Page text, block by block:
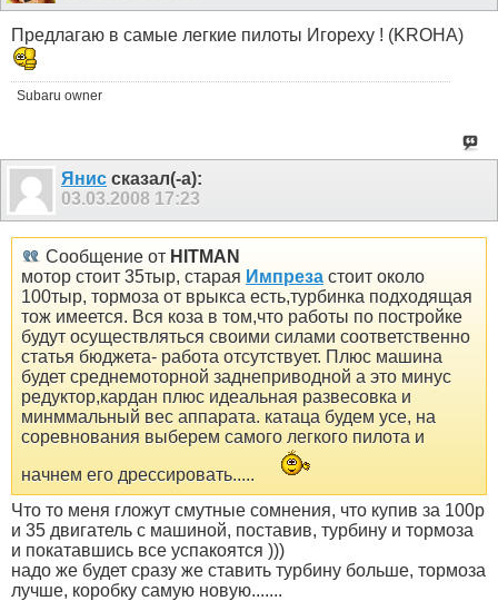
Предлагаю в самые легкие пилоты Игореху ! (KROHA)
Subaru owner
Янис сказал(-а):
03.03.2008 17:23
Сообщение от HITMAN
мотор стоит 35тыр, старая Импреза стоит около
100тыр, тормоза от врыкса есть,турбинка подходящая
тож имеется. Вся коза в том,что работы по постройке
будут осуществляться своими силами соответственно
статья бюджета- работа отсутствует. Плюс машина
будет среднемоторной заднеприводной а это минус
редуктор,кардан плюс идеальная развесовка и
минммальный вес аппарата. катаца будем усе, на
соревнования выберем самого легкого пилота и
начнем его дрессировать.....
Что то меня гложут смутные сомнения, что купив за 100р
и 35 двигатель с машиной, поставив, турбину и тормоза
и покатавшись все успакоятся )))
надо же будет сразу же ставить турбину больше, тормоза
лучше, коробку самую новую.......